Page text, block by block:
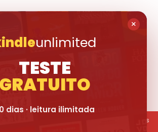
Pública. Todas os livros divulgados são marcas
×
unlimited
TESTE
GRATUITO
dias · leitura ilimitada